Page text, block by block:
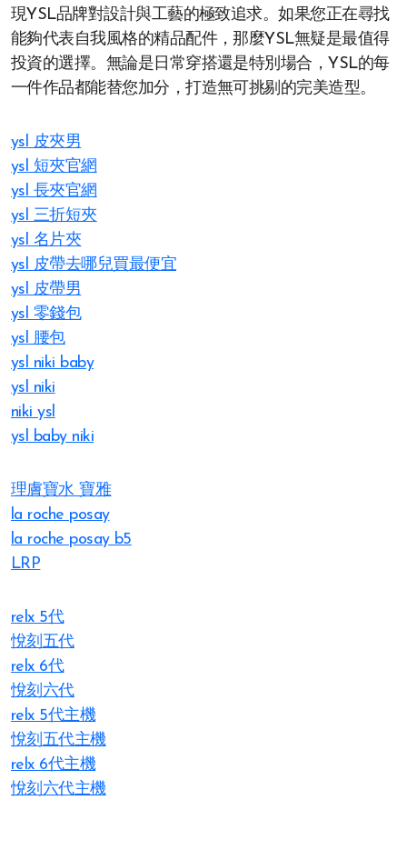
現YSL品牌對設計與工藝的極致追求。如果您正在尋找
能夠代表自我風格的精品配件，那麼YSL無疑是最值得
投資的選擇。無論是日常穿搭還是特別場合，YSL的每
一件作品都能替您加分，打造無可挑剔的完美造型。
ysl 皮夾男
ysl 短夾官網
ysl 長夾官網
ysl 三折短夾
ysl 名片夾
ysl 皮帶去哪兒買最便宜
ysl 皮帶男
ysl 零錢包
ysl 腰包
ysl niki baby
ysl niki
niki ysl
ysl baby niki
理膚寶水 寶雅
la roche posay
la roche posay b5
LRP
relx 5代
悅刻五代
relx 6代
悅刻六代
relx 5代主機
悅刻五代主機
relx 6代主機
悅刻六代主機